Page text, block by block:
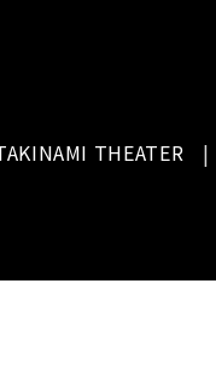
THEATER